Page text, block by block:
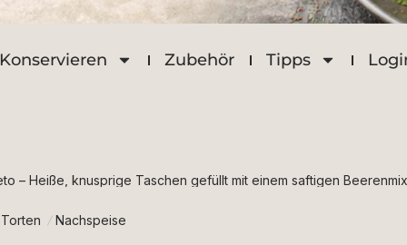
Konservieren Zubehör Tipps
– Heiße, knusprige Taschen gefüllt mit einem saftigen Beerenmix
Nachspeise